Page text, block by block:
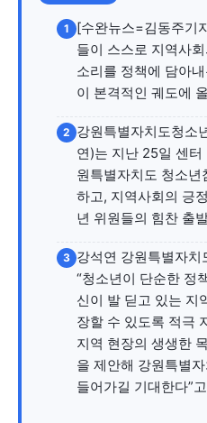
수완뉴스 추천 서비스
스토어 수완 키즈
멤버십 소개 이니셔티
기자단 참여
저널리즘
보도자료 작성 서비스
수완뉴스 추천 서비스
스토어 수완 키즈
멤버십 소개 이니셔티
기자단 참여
저널리즘
보도자료 작성 서비스
깊이를 더하고 넓이를 채
1
[수완뉴스=김동주기
들이 스스로 지역사
소리를 정책에 담아내
이 본격적인 궤도에
2 강원특별자치도청소
연)는 지난 25일 센터
원특별자치도 청소년
하고, 지역사회의 긍
년 위원들의 힘찬 출
3 강석연 강원특별자
“청소년이 단순한 정
신이 발 딛고 있는 지
장할 수 있도록 적극
지역 현장의 생생한
을 제안해 강원특별
들어가길 기대한다”